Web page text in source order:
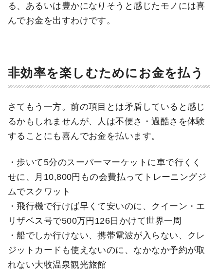
る、あるいは豊かになりそうと感じたモノには喜
んでお金を出すわけです。
非効率を楽しむためにお金を払う
さてもう一方。前の項目とは矛盾していると感じ
るかもしれませんが、人は不便さ・過酷さを体験
することにも喜んでお金を払います。
・歩いて5分のスーパーマーケットに車で行くく
せに、月10,800円もの会費払ってトレーニングジ
ムでスクワット
・飛行機で行けば早くて安いのに、クイーン・エ
リザベス号で500万円126日かけて世界一周
・船でしか行けない、携帯電波が入らない、クレ
ジットカードも使えないのに、なかなか予約が取
れない大牧温泉観光旅館